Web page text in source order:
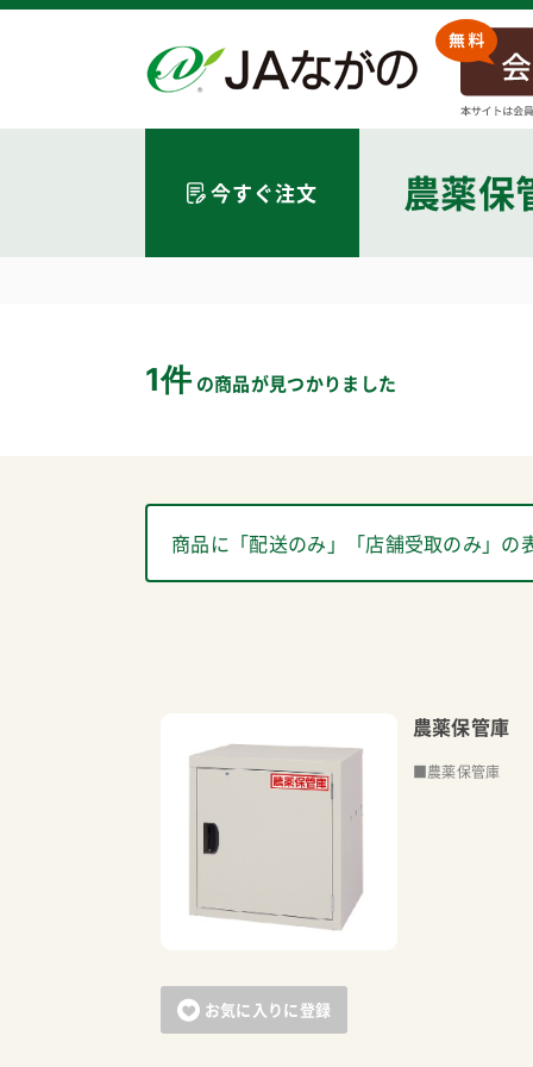
今すぐ注文 農薬保
1件 の商品が見つかりました
商品に「配送のみ」「店舗受取のみ」
お気に入りに登録
農薬保管庫
■農薬保管庫